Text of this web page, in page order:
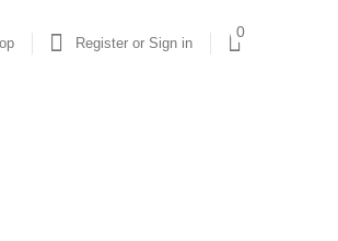
Register or Sign in
0